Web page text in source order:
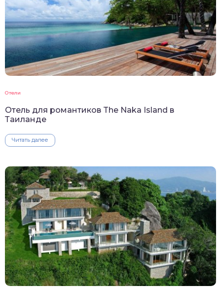
Отели
Отель для романтиков The Naka Island в
Таиланде
Читать далее